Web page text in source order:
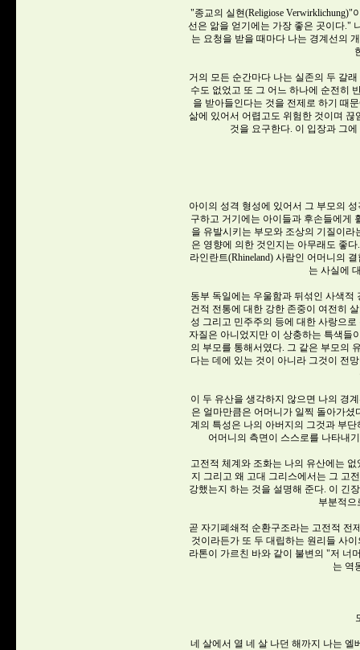
"종교의 실현(Religiose
선은 앎을 얻기에는 가장 좋은 곳이다."
는 요청을 받을 때마다 나는 경계선의
거의 모든 순간마다 나는 실존의 두 갈
수도 없었고 또 그 어느 하나에 순전히
을 받아들인다는 것을 전제로 하기 때
삶에 있어서 어렵고도 위험한 것이며
것을 요구한다. 이 입장과 그
아이의 성격 형성에 있어서 그 부모의
구하고 거기에는 아이들과 후손들에게
을 유발시키는 부모와 조상의 기질이
은 영향에 의한 것인지는 아무래도 좋
라인란트(Rhineland) 사람인 어머니의
는 사실에
동부 독일에는 우울함과 뒤섞인 사색적
건적 전통에 대한 강한 존중이 여전히
성 그리고 민주주의 등에 대한 사랑으
자질은 아니었지만 이 상충하는 특색들
의 부모를 통해서였다. 그 같은 부모의
다는 데에 있는 것이 아니라 그것이 전
이 두 유산을 생각하지 않으면 나의 경
은 얼마만큼은 어머니가 일찍 돌아가
계의 특성은 나의 아버지의 그것과 부
어머니의 측면이 스스로를 나타내
고전적 체계와 조화는 나의 유산에는
지 그리고 왜 고대 그리스에서는 그 고
강했는지 하는 것을 설명해 준다. 이 긴
부분적으
곧 자기폐쇄적 순환구조라는 고전적 전
것이라든가 또 두 대립하는 원리들 사
라톤이 가르친 바와 같이 불변의 "저 너
는 역
네 살에서 열 네 살 나던 해까지 나는